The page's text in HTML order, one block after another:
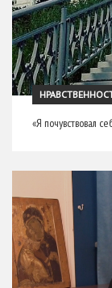
«Я почувствовал